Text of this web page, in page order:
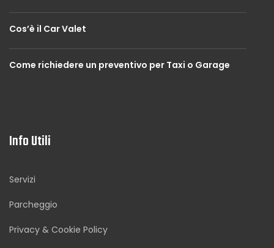
Cos’è il Car Valet
Come richiedere un preventivo per Taxi o Garage
Info Utili
Servizi
Parcheggio
Privacy & Cookie Policy